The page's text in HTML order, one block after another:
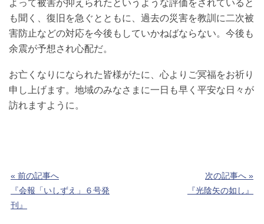
よって被害が抑えられたというような評価をされていると
も聞く、復旧を急ぐとともに、過去の災害を教訓に二次被
害防止などの対応を今後もしていかねばならない。今後も
余震が予想され心配だ。
お亡くなりになられた皆様がたに、心よりご冥福をお祈り
申し上げます。地域のみなさまに一日も早く平安な日々が
訪れますように。
« 前の記事へ
『会報「いしずえ」６号発
刊』
次の記事へ »
『光陰矢の如し』